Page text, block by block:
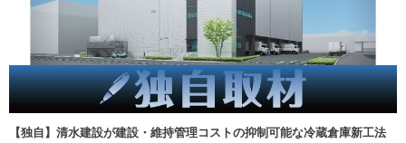
【独自】清水建設が建設・維持管理コストの抑制可能な冷蔵倉庫新工法